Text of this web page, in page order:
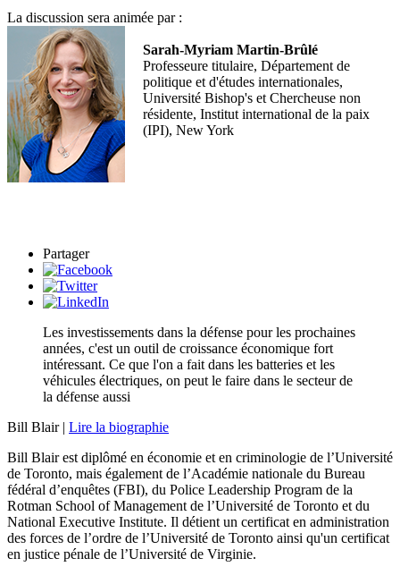
La discussion sera animée par :
Sarah-Myriam Martin-Brûlé
Professeure titulaire, Département de
politique et d'études internationales,
Université Bishop's et Chercheuse non
résidente, Institut international de la paix
(IPI), New York
Partager
Les investissements dans la défense pour les prochaines
années, c'est un outil de croissance économique fort
intéressant. Ce que l'on a fait dans les batteries et les
véhicules électriques, on peut le faire dans le secteur de
la défense aussi
Bill Blair | Lire la biographie
Bill Blair est diplômé en économie et en criminologie de l’Université
de Toronto, mais également de l’Académie nationale du Bureau
fédéral d’enquêtes (FBI), du Police Leadership Program de la
Rotman School of Management de l’Université de Toronto et du
National Executive Institute. Il détient un certificat en administration
des forces de l’ordre de l’Université de Toronto ainsi qu'un certificat
en justice pénale de l’Université de Virginie.